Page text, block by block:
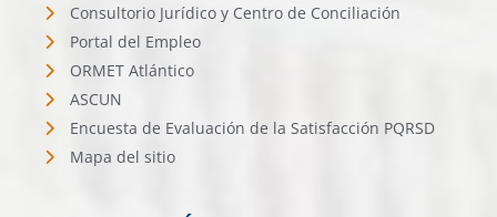
Consultorio Jurídico y Centro de Conciliación
Portal del Empleo
ORMET Atlántico
ASCUN
Encuesta de Evaluación de la Satisfacción PQRSD
Mapa del sitio